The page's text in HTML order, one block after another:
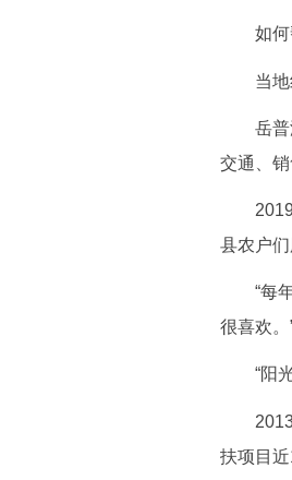
如何帮
当地红
岳普湖
交通、
2019年
县农户
“每年
很喜欢
“阳光
扶项目